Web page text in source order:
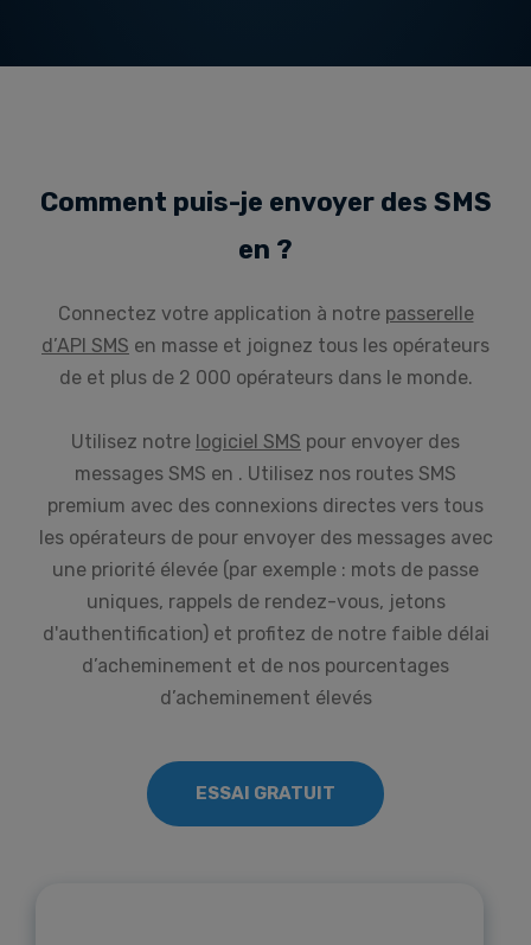
Comment puis-je envoyer des SMS
en ?
Connectez votre application à notre passerelle
d’API SMS en masse et joignez tous les opérateurs
de et plus de 2 000 opérateurs dans le monde.
Utilisez notre logiciel SMS pour envoyer des
messages SMS en . Utilisez nos routes SMS
premium avec des connexions directes vers tous
les opérateurs de pour envoyer des messages avec
une priorité élevée (par exemple : mots de passe
uniques, rappels de rendez-vous, jetons
d'authentification) et profitez de notre faible délai
d’acheminement et de nos pourcentages
d’acheminement élevés
ESSAI GRATUIT